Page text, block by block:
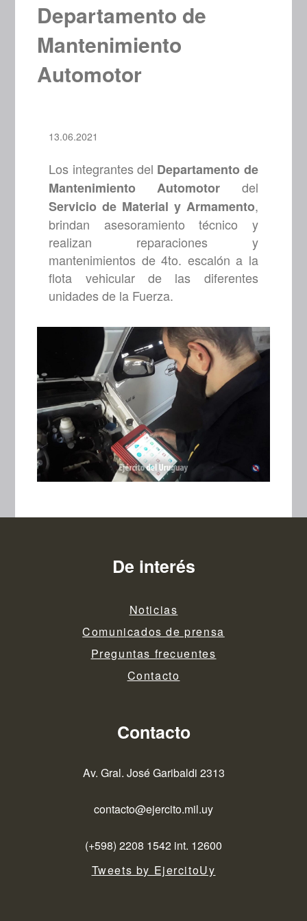
Departamento de
Mantenimiento
Automotor
13.06.2021
Los integrantes del Departamento de
Mantenimiento Automotor del
Servicio de Material y Armamento,
brindan asesoramiento técnico y
realizan reparaciones y
mantenimientos de 4to. escalón a la
flota vehicular de las diferentes
unidades de la Fuerza.
De interés
Noticias
Comunicados de prensa
Preguntas frecuentes
Contacto
Contacto
Av. Gral. José Garibaldi 2313
contacto@ejercito.mil.uy
(+598) 2208 1542 int. 12600
Tweets by EjercitoUy